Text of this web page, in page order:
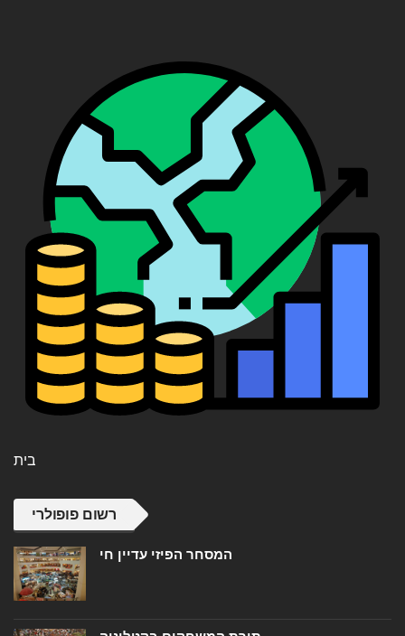
בית
רשום פופולרי
המסחר הפיזי עדיין חי